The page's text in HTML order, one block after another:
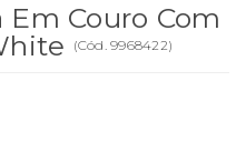
Couro Com
(Cód. 9968422)